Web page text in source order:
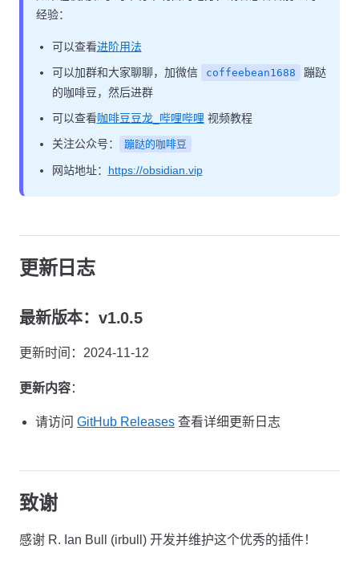
经验：
可以查看进阶用法
可以加群和大家聊聊，加微信
coffeebean1688
蹦跶
的咖啡豆，然后进群
可以查看咖啡豆豆龙_哔哩哔哩 视频教程
关注公众号：
蹦跶的咖啡豆
网站地址： https://obsidian.vip
更新日志
最新版本：v1.0.5
更新时间：2024-11-12
更新内容：
请访问 GitHub Releases 查看详细更新日志
致谢
感谢 R. Ian Bull (irbull) 开发并维护这个优秀的插件！